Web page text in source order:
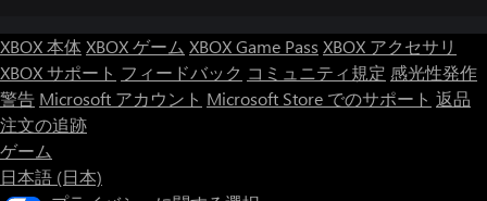
XBOX 本体XBOX ゲーム XBOX Game Pass XBOX アクセサリ
XBOX サポート フィードバック コミュニティ規定 感光性発作
警告 Microsoft アカウント Microsoft Store でのサポート 返品
注文の追跡
ゲーム
日本語 (日本)